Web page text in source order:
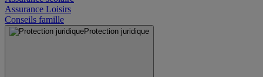
Assurance Loisirs
Conseils famille
Protection juridique